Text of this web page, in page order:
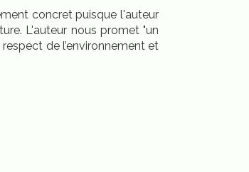
concret puisque l'auteur
L'auteur nous promet "un
de l’environnement et